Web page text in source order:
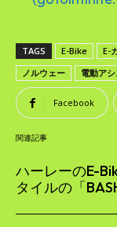
TAGS E-Bike E-
ノルウェー
電動ア
Facebook
関連記事
ハーレーのE-
タイルの「